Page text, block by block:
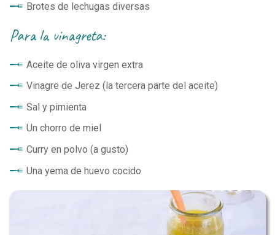
Brotes de lechugas diversas
para la vinagreta:
Aceite de oliva virgen extra
Vinagre de Jerez (la tercera parte del aceite)
Sal y pimienta
Un chorro de miel
Curry en polvo (a gusto)
Una yema de huevo cocido